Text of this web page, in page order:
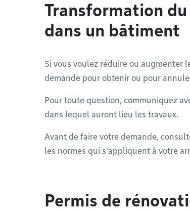
Transformation
dans un bâtiment
Si vous voulez réduire ou augmenter
demande pour obtenir ou pour
Pour toute question, communiquez
dans lequel auront lieu les travaux.
Avant de faire votre demande,
les normes qui s’appliquent à votre
Permis de